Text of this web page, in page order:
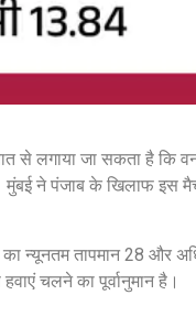
से लगाया जा सकता है कि
ने पंजाब के खिलाफ इस
का न्यूनतम तापमान 28 और
चलने का पूर्वानुमान है।